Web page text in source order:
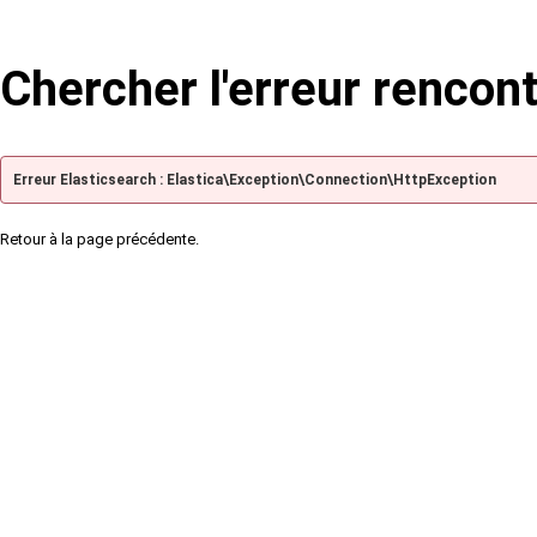
Chercher l'erreur
Erreur Elasticsearch : Elastica\Exception\Connection\HttpException
Retour à la page précédente.